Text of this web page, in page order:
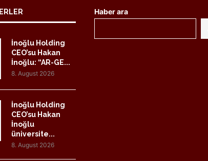
İnoğlu Holding
CEO’su Hakan
İnoğlu: “AR-GE...
8. August 2026
İnoğlu Holding
CEO’su Hakan
İnoğlu
üniversite...
8. August 2026
Haber ara